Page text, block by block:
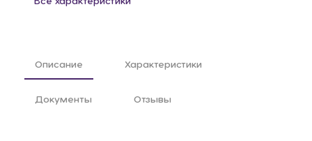
Описание Характеристики
Документы Отзывы